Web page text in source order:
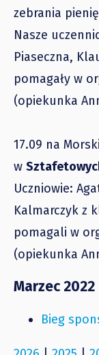
zebrania
Nasze
Piaseczna,
pomagały w
(opiekunka
17.09 na
w
Uczniowie:
Kalmarczyk z
pomagali w
(opiekunka
Marzec 2022
Bieg